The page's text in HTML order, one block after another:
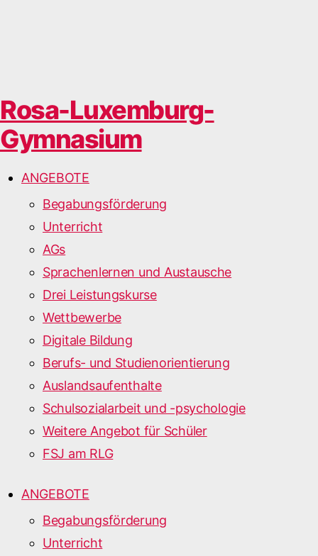
Rosa-Luxemburg-
Gymnasium
ANGEBOTE
Begabungsförderung
Unterricht
AGs
Sprachenlernen und Austausche
Drei Leistungskurse
Wettbewerbe
Digitale Bildung
Berufs- und Studienorientierung
Auslandsaufenthalte
Schulsozialarbeit und -psychologie
Weitere Angebot für Schüler
FSJ am RLG
ANGEBOTE
Begabungsförderung
Unterricht